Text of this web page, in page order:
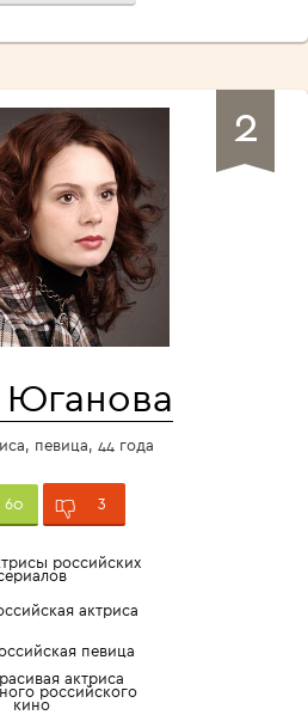
2
Юганова
певица, 44 года
60 3
российских
актриса
певица
актриса
российского
кино